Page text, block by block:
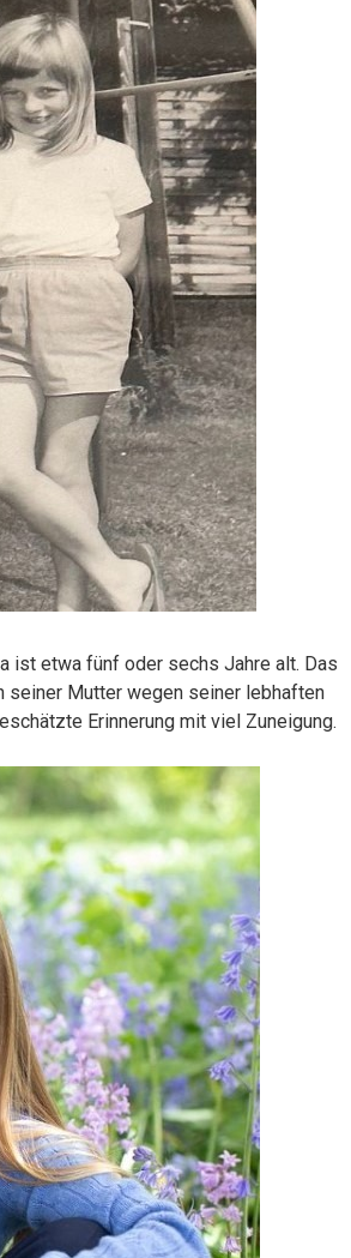
ist etwa fünf oder sechs Jahre alt. Das
seiner Mutter wegen seiner lebhaften
Erinnerung mit viel Zuneigung.